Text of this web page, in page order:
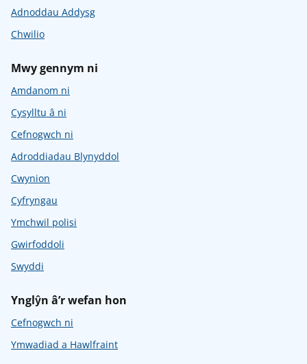
Adnoddau Addysg
Chwilio
Mwy gennym ni
Amdanom ni
Cysylltu â ni
Cefnogwch ni
Adroddiadau Blynyddol
Cwynion
Cyfryngau
Ymchwil polisi
Gwirfoddoli
Swyddi
Ynglŷn â’r wefan hon
Cefnogwch ni
Ymwadiad a Hawlfraint